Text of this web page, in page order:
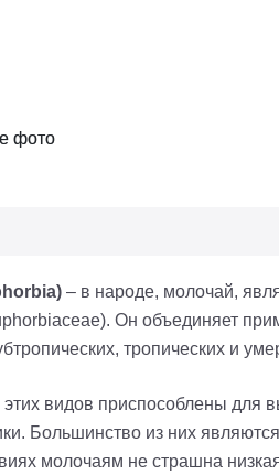
фото
фото
– в народе, молочай,
). Он объединяет
тропических и
этих видов приспособлены для
Большинство из них
молочаям не страшна